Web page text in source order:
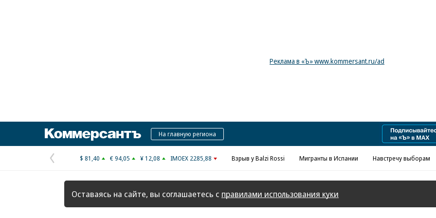
Реклама в «Ъ» www.kommersant.ru/ad
КоммерсантъНа главную региона
Предыдущая
страница
$ 81,40 € 94,05 ¥ 12,08 IMOEX 2285,88 Взрыв у Balzi Rossi Мигранты в Испании Навстречу выборам
Оставаясь на сайте, вы соглашаетесь с правилами использования куки